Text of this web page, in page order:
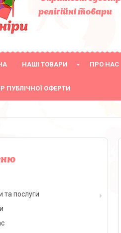
релігійнi товари
НАШІ ТОВАРИ ПРО НАС
ПУБЛІЧНОЇ ОФЕРТИ
та послуги